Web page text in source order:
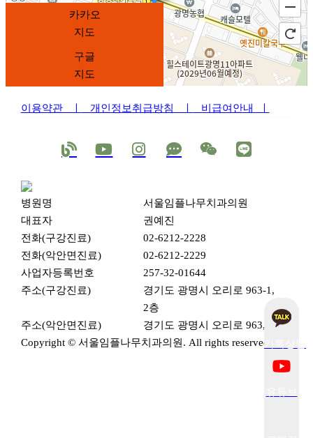
카카오
지도
구글
지도
주소
경기 광명시 오리로 963-1 2층
전화
02-6212-2228
이용약관 ㅣ 개인정보취급방침 ㅣ 비급여안내 ㅣ
병원명
서울임플나무치과의원
대표자
권예진
전화(구강진료)
02-6212-2228
전화(악안면진료)
02-6212-2229
사업자등록번호
257-32-01644
주소(구강진료)
경기도 광명시 오리로 963-1,
2층
주소(악안면진료)
경기도 광명시 오리로 963, 2층
Copyright © 서울임플나무치과의원. All rights reserved.